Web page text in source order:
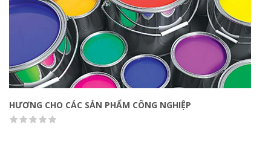
HƯƠNG CHO CÁC SẢN PHẨM CÔNG NGHIỆP